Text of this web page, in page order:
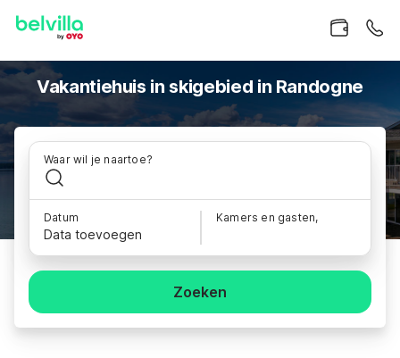
Vakantiehuis in skigebied in Randogne
Waar wil je naartoe?
Datum
Data toevoegen
Kamers en gasten,
Zoeken